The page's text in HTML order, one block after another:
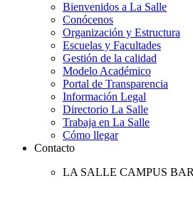
Bienvenidos a La Salle
Conócenos
Organización y Estructura
Escuelas y Facultades
Gestión de la calidad
Modelo Académico
Portal de Transparencia
Información Legal
Directorio La Salle
Trabaja en La Salle
Cómo llegar
Contacto
LA SALLE CAMPUS